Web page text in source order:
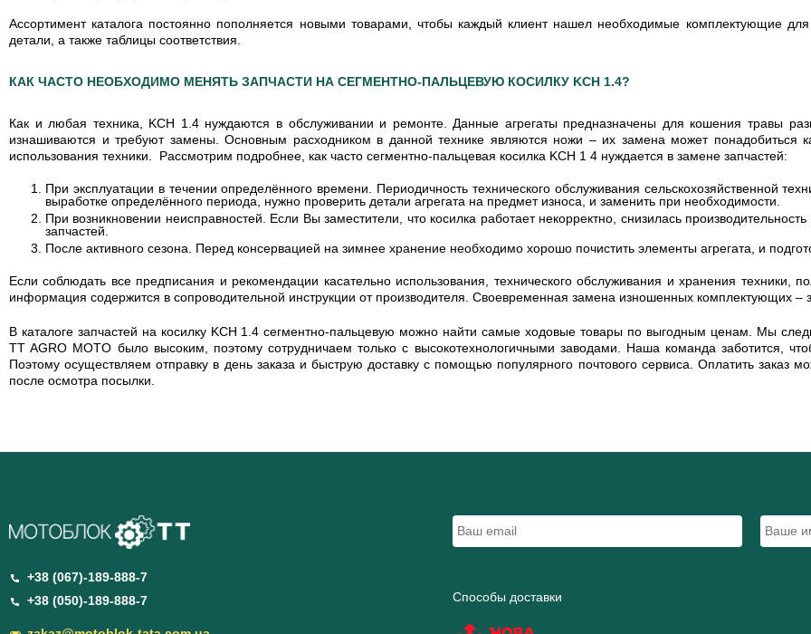
Ассортимент каталога постоянно пополняется новыми товарами, чтобы каждый клиент нашел необходимые комплектующие
детали, а также таблицы соответствия.
КАК ЧАСТО НЕОБХОДИМО МЕНЯТЬ ЗАПЧАСТИ НА СЕГМЕНТНО-ПАЛЬЦЕВУЮ КОСИЛКУ KCH 1.4?
Как и любая техника, KCH 1.4 нуждаются в обслуживании и ремонте. Данные агрегаты предназначены для кошения травы
изнашиваются и требуют замены. Основным расходником в данной технике являются ножи – их замена может понадобиться
использования техники. Рассмотрим подробнее, как часто сегментно-пальцевая косилка KCH 1 4 нуждается в замене запчастей:
При эксплуатации в течении определённого времени. Периодичность технического обслуживания сельскохозяйственной
выработке определённого периода, нужно проверить детали агрегата на предмет износа, и заменить при необходимости.
При возникновении неисправностей. Если Вы заместители, что косилка работает некорректно, снизилась
запчастей.
После активного сезона. Перед консервацией на зимнее хранение необходимо хорошо почистить элементы агрегата, и
Если соблюдать все предписания и рекомендации касательно использования, технического обслуживания и хранения техники,
информация содержится в сопроводительной инструкции от производителя. Своевременная замена изношенных комплектующих –
В каталоге запчастей на косилку KCH 1.4 сегментно-пальцевую можно найти самые ходовые товары по выгодным ценам. Мы
TT AGRO MOTO было высоким, поэтому сотрудничаем только с высокотехнологичными заводами. Наша команда заботится,
Поэтому осуществляем отправку в день заказа и быструю доставку с помощью популярного почтового сервиса. Оплатить заказ
после осмотра посылки.
+38 (067)-189-888-7
+38 (050)-189-888-7
Способы доставки